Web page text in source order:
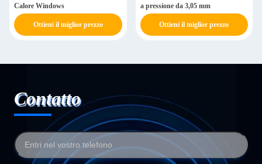
Calore Windows
Ottieni il miglior prezzo
a pressione da 3,05 mm
Ottieni il miglior prezzo
Contatto